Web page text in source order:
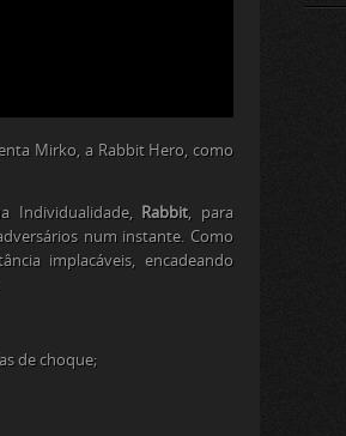
Mirko, a Rabbit Hero, como
Individualidade, Rabbit, para
num instante. Como
implacáveis, encadeando
de choque;